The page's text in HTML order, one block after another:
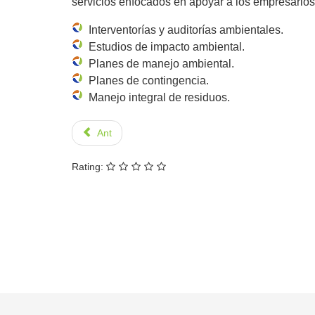
Interventorías y auditorías ambientales.
Estudios de impacto ambiental.
Planes de manejo ambiental.
Planes de contingencia.
Manejo integral de residuos.
Ant
Rating: